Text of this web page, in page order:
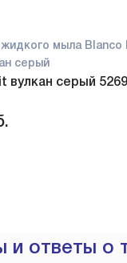
мыла Blanco
серый
вулкан серый
и ответы о